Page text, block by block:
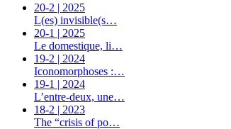
20-2 | 2025
L(es) invisible(s…
20-1 | 2025
Le domestique, li…
19-2 | 2024
Iconomorphoses :…
19-1 | 2024
L’entre-deux, une…
18-2 | 2023
The “crisis of po…